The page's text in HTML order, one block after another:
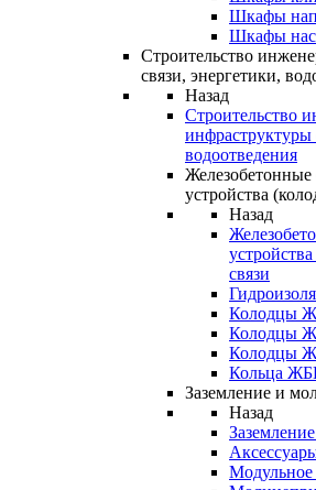
Шкафы
Шкафы
Строительство
связи, энергетики,
Назад
Строительство
инфраструктуры
водоотведения
устройства
Назад
связи
Колодцы
Колодцы
Колодцы
Кольца
Заземление и
Назад
Модульное